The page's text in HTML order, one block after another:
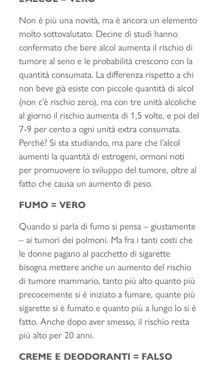
Non è più una novità, ma è ancora un elemento
molto sottovalutato. Decine di studi hanno
confermato che bere alcol aumenta il rischio di
tumore al seno e le probabilità crescono con la
quantità consumata. La differenza rispetto a chi
non beve già esiste con piccole quantità di alcol
(non c’è rischio zero), ma con tre unità alcoliche
al giorno il rischio aumenta di 1,5 volte, e poi del
7-9 per cento a ogni unità extra consumata.
Perché? Si sta studiando, ma pare che l’alcol
aumenti la quantità di estrogeni, ormoni noti
per promuovere lo sviluppo del tumore, oltre al
fatto che causa un aumento di peso.
FUMO = VERO
Quando si parla di fumo si pensa – giustamente
– ai tumori dei polmoni. Ma fra i tanti costi che
le donne pagano al pacchetto di sigarette
bisogna mettere anche un aumento del rischio
di tumore mammario, tanto più alto quanto più
precocemente si è iniziato a fumare, quante più
sigarette si è fumato e quanto più a lungo lo si è
fatto. Anche dopo aver smesso, il rischio resta
più alto per 20 anni.
CREME E DEODORANTI = FALSO